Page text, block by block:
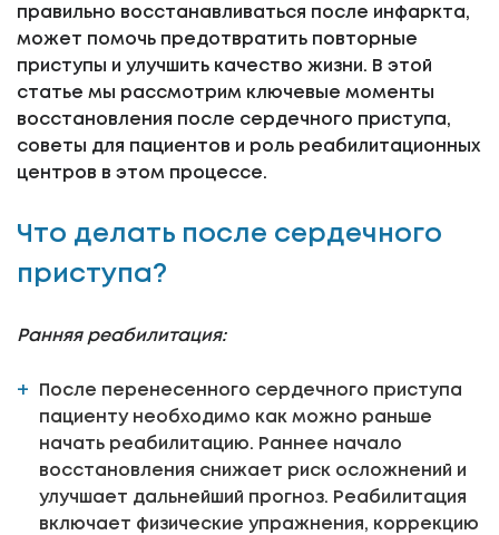
правильно восстанавливаться после инфаркта,
может помочь предотвратить повторные
приступы и улучшить качество жизни. В этой
статье мы рассмотрим ключевые моменты
восстановления после сердечного приступа,
советы для пациентов и роль реабилитационных
центров в этом процессе.
Что делать после сердечного
приступа?
Ранняя реабилитация:
После перенесенного сердечного приступа
пациенту необходимо как можно раньше
начать реабилитацию. Раннее начало
восстановления снижает риск осложнений и
улучшает дальнейший прогноз. Реабилитация
включает физические упражнения, коррекцию